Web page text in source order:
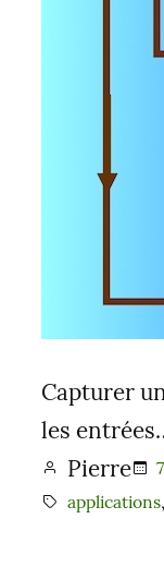
Capturer
les
Pierre
applications,